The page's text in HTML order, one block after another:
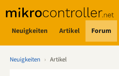
Neuigkeiten Artikel Forum
Neuigkeiten › Artikel